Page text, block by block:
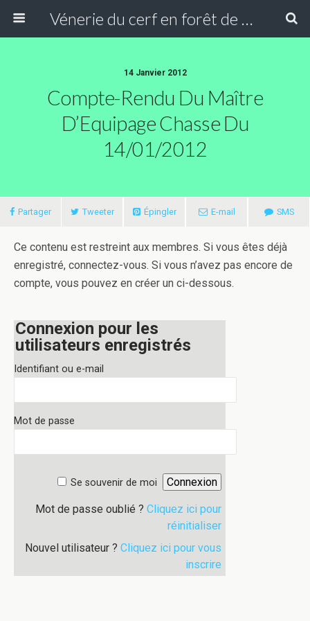
Vénerie du cerf en forêt de Compiègne
14 Janvier 2012
Compte-Rendu Du Maître
D’Equipage Chasse Du
14/01/2012
Partager Tweeter Épingler E-mail SMS
Ce contenu est restreint aux membres. Si vous êtes déjà
enregistré, connectez-vous. Si vous n’avez pas encore de
compte, vous pouvez en créer un ci-dessous.
Connexion pour les
utilisateurs enregistrés
Identifiant ou e-mail
Mot de passe
Se souvenir de moi
Mot de passe oublié ? Cliquez ici pour
réinitialiser
Nouvel utilisateur ? Cliquez ici pour vous
inscrire